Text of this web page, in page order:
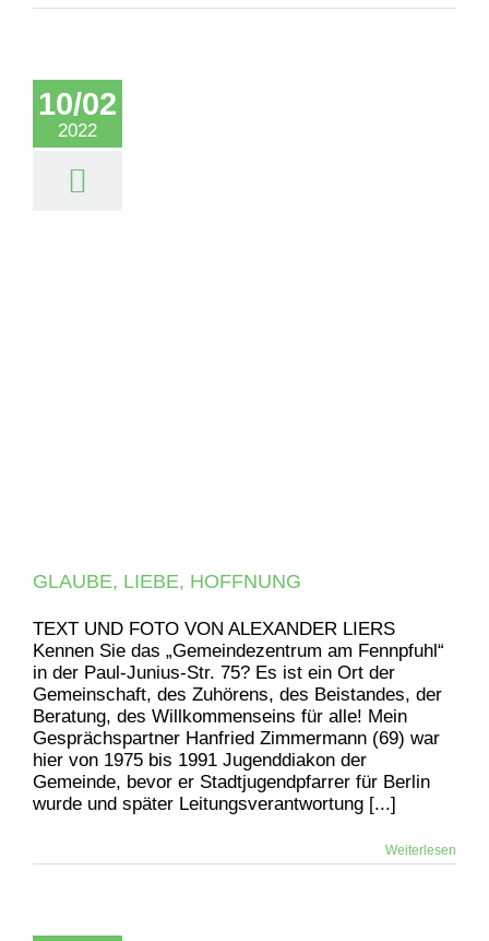
10/02
2022
GLAUBE, LIEBE, HOFFNUNG
TEXT UND FOTO VON ALEXANDER LIERS
Kennen Sie das „Gemeindezentrum am Fennpfuhl“
in der Paul-Junius-Str. 75? Es ist ein Ort der
Gemeinschaft, des Zuhörens, des Beistandes, der
Beratung, des Willkommenseins für alle! Mein
Gesprächspartner Hanfried Zimmermann (69) war
hier von 1975 bis 1991 Jugenddiakon der
Gemeinde, bevor er Stadtjugendpfarrer für Berlin
wurde und später Leitungsverantwortung [...]
Weiterlesen